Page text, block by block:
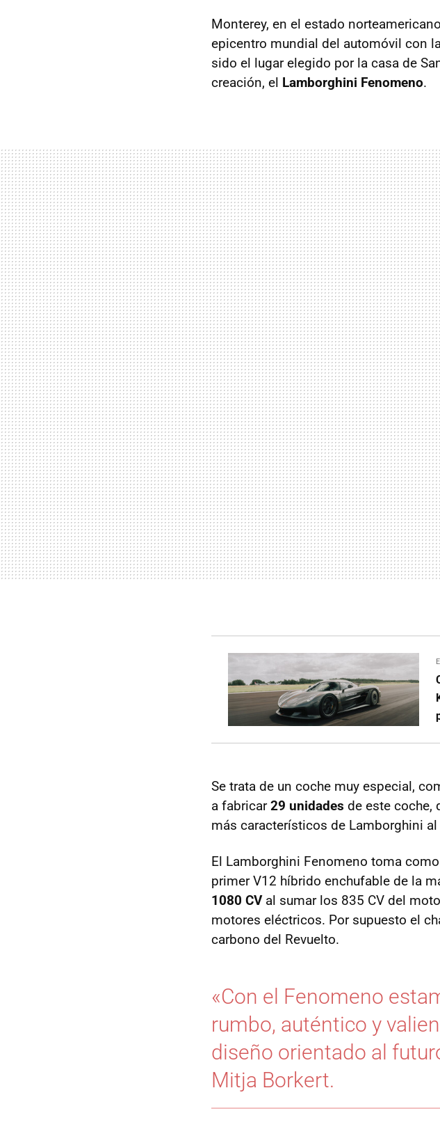
Monterey, en el estado
epicentro mundial del automóvil con
sido el lugar elegido por la casa de
creación, el Lamborghini Fenomeno.
Se trata de un coche muy especial,
a fabricar29 unidades de este coche,
más característicos de Lamborghini al
El Lamborghini Fenomeno toma
primer V12 híbrido enchufable de la
1080 CVal sumar los 835 CV del
motores eléctricos. Por supuesto el
carbono del Revuelto.
«Con el Fenomeno
rumbo, auténtico y
diseño orientado al
Mitja Borkert.